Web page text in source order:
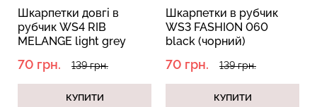
Шкарпетки довгі в
рубчик WS4 RIB
MELANGE light grey
70 грн. 139 грн.
КУПИТИ
Шкарпетки в рубчик
WS3 FASHION 060
black (чорний)
70 грн. 139 грн.
КУПИТИ
Безшовні стрінги STRING
BRIEFS (чорний) Giulia
CAMI TOP RIB white (білий)
Giulia